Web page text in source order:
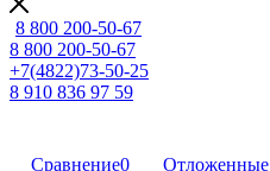
8 800 200-50-67
8 800 200-50-67
+7(4822)73-50-25
8 910 836 97 59
Сравнение0 Отложенные